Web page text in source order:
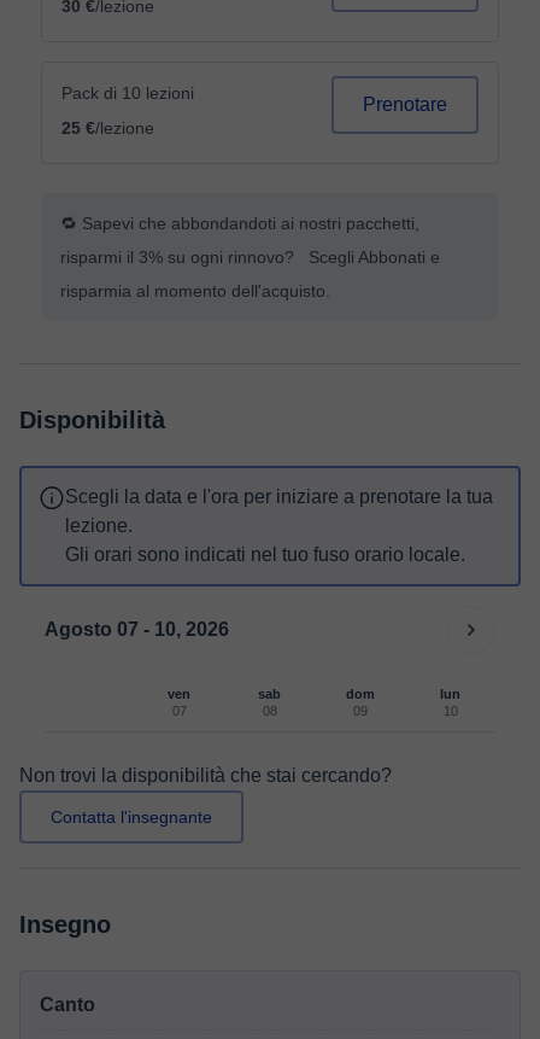
30 €/lezione
Pack di 10 lezioni
25 €/lezione
Prenotare
🔁 Sapevi che abbondandoti ai nostri pacchetti,
risparmi il 3% su ogni rinnovo? Scegli Abbonati e
risparmia al momento dell'acquisto.
Disponibilità
Scegli la data e l'ora per iniziare a prenotare la tua
lezione.
Gli orari sono indicati nel tuo fuso orario locale.
Agosto 07 - 10, 2026
ven
07
sab
08
dom
09
lun
10
Non trovi la disponibilità che stai cercando?
Contatta l'insegnante
Insegno
Canto